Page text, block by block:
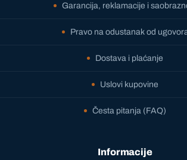
Garancija, reklamacije i
Pravo na odustanak od
Dostava i plaćanje
Uslovi kupovine
Česta pitanja (FAQ)
Informacije